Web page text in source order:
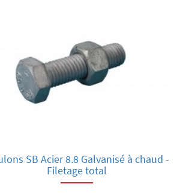
SB Acier 8.8 Galvanisé à chaud -
Filetage total